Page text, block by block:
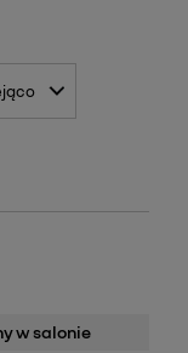
w salonie